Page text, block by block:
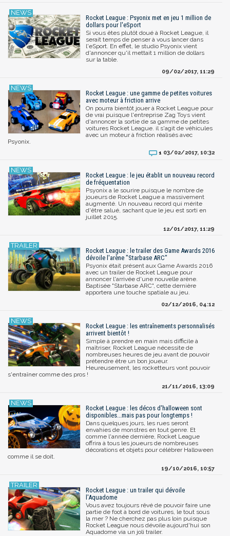
Rocket League : Psyonix met en jeu 1 million de
dollars pour l'eSport
Si vous êtes plutôt doué à Rocket League, il
serait temps de penser à vous lancer dans
l'eSport. En effet, le studio Psyonix vient
d'annoncer qu'il mettait 1 million de dollars
sur la table.
09/02/2017, 11:29
Rocket League : une gamme de petites voitures
avec moteur à friction arrive
On pourra bientôt jouer à Rocket League pour
de vrai puisque l'entreprise Zag Toys vient
d'annoncer la sortie de sa gamme de petites
voitures Rocket League. il s'agit de véhicules
avec un moteur à friction réalisés avec
Psyonix.
1 03/02/2017, 10:32
Rocket League : le jeu établit un nouveau record
de fréquentation
Psyonix a le sourire puisque le nombre de
joueurs de Rocket League a massivement
augmenté. Un nouveau record qui mérite
d'être salué, sachant que le jeu est sorti en
juillet 2015.
12/01/2017, 11:29
Rocket League : le trailer des Game Awards 2016
dévoile l'arène "Starbase ARC"
Psyonix était présent aux Game Awards 2016
avec un trailer de Rocket League pour
annoncer l'arrivée d'une nouvelle arène.
Baptisée "Starbase ARC", cette dernière
apportera une touche spatiale au jeu.
02/12/2016, 04:12
Rocket League : les entraînements personnalisés
arrivent bientôt !
Simple à prendre en main mais difficile à
maîtriser, Rocket League nécessite de
nombreuses heures de jeu avant de pouvoir
prétendre être un bon joueur.
Heureusement, les rocketteurs vont pouvoir
s'entraîner comme des pros !
21/11/2016, 13:09
Rocket League : les décos d'halloween sont
disponibles...mais pas pour longtemps !
Dans quelques jours, les rues seront
envahies de monstres en tout genre. Et
comme l'année dernière, Rocket League
offrira à tous les joueurs de nombreuses
décorations et objets pour célébrer Halloween
comme il se doit.
19/10/2016, 10:57
Rocket League : un trailer qui dévoile
l'Aquadome
Vous avez toujours rêvé de pouvoir faire une
partie de foot à bord de voitures, le tout sous
la mer ? Ne cherchez pas plus loin puisque
Rocket League nous dévoile aujourd'hui son
Aquadome via un joli trailer.